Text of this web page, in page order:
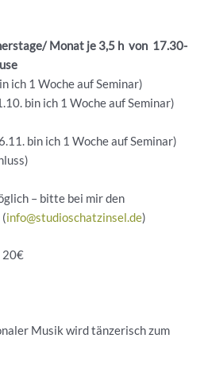
Monat je 3,5 h von 17.30-
ich 1 Woche auf Seminar)
bin ich 1 Woche auf Seminar)
bin ich 1 Woche auf Seminar)
– bitte bei mir den
info@studioschatzinsel.de)
20€
Musik wird tänzerisch zum